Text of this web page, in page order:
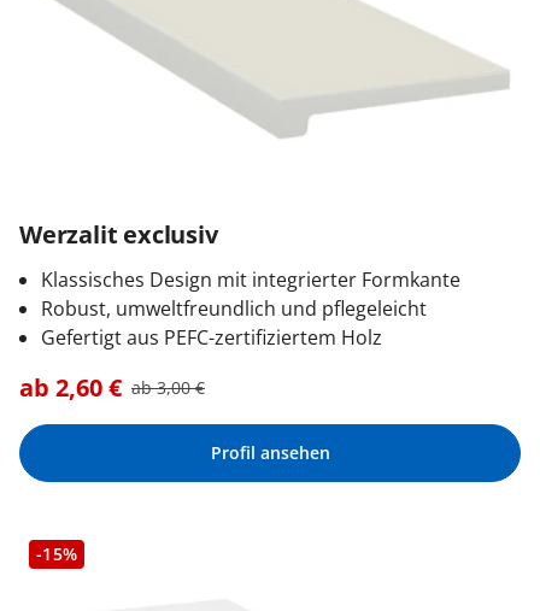
Werzalit exclusiv
Klassisches Design mit integrierter Formkante
Robust, umweltfreundlich und pflegeleicht
Gefertigt aus PEFC-zertifiziertem Holz
ab 2,60€ ab3,00€
Profil ansehen
-15%